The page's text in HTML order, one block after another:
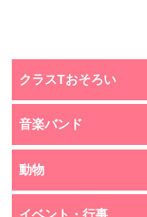
クラスTおそろい
音楽バンド
動物